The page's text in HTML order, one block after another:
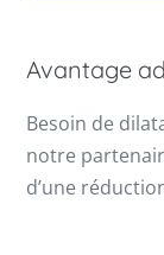
Avantage
Besoin de
notre
d’une